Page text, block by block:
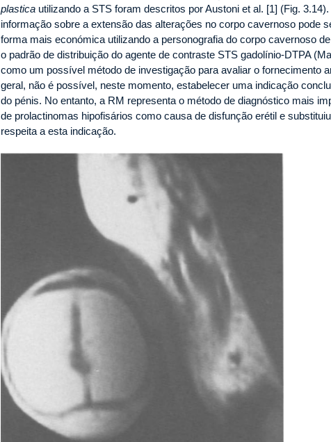
plastica utilizando a STS foram descritos por Austoni et al. [1] (Fig.
informação sobre a extensão das alterações no corpo cavernoso pode
forma mais económica utilizando a personografia do corpo cavernoso
o padrão de distribuição do agente de contraste STS gadolínio-DTPA
como um possível método de investigação para avaliar o fornecimento
geral, não é possível, neste momento, estabelecer uma indicação
do pénis. No entanto, a RM representa o método de diagnóstico mais
de prolactinomas hipofisários como causa de disfunção erétil e
respeita a esta indicação.